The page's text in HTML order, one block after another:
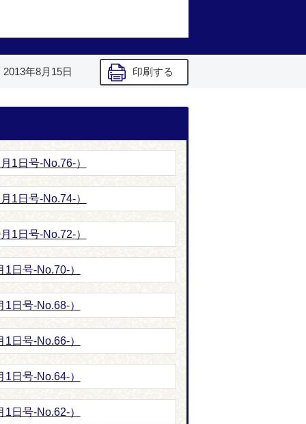
2013年8月15日 印刷する
1日号-No.76-）
1日号-No.74-）
1日号-No.72-）
日号-No.70-）
日号-No.68-）
日号-No.66-）
日号-No.64-）
日号-No.62-）